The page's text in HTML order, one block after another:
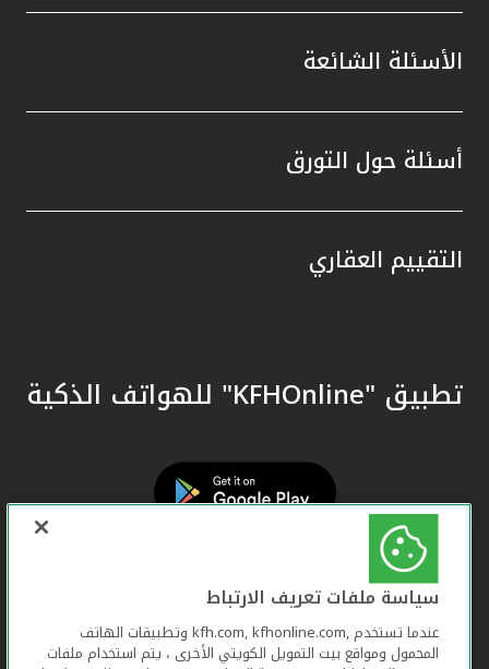
الأسئلة الشائعة
أسئلة حول التورق
التقييم العقاري
تطبيق "KFHOnline" للهواتف الذكية
سياسة ملفات تعريف الارتباط
عندما تستخدم ,kfh.com, kfhonline.com وتطبيقات الهاتف
المحمول ومواقع بيت التمويل الكويتي الأخرى ، يتم استخدام ملفات